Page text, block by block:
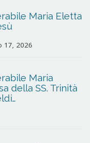
Maria Eletta
17, 2026
Maria
della SS. Trinità